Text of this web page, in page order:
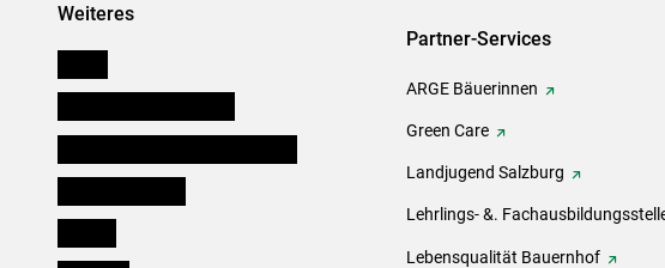
Weiteres
Partner-Services
ARGE Bäuerinnen
Green Care
Landjugend Salzburg
Lehrlings- &.
Lebensqualität Bauernhof